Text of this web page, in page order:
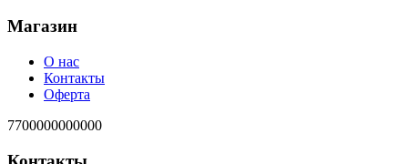
Магазин
О нас
Контакты
Оферта
7700000000000